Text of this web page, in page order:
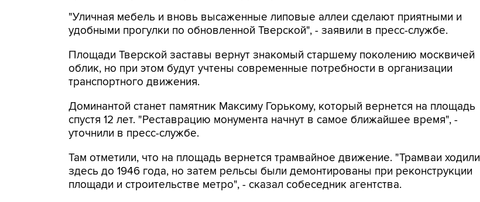
"Уличная мебель и вновь высаженные липовые аллеи сделают приятными и
удобными прогулки по обновленной Тверской", - заявили в пресс-службе.
Площади Тверской заставы вернут знакомый старшему поколению москвичей
облик, но при этом будут учтены современные потребности в организации
транспортного движения.
Доминантой станет памятник Максиму Горькому, который вернется на площадь
спустя 12 лет. "Реставрацию монумента начнут в самое ближайшее время", -
уточнили в пресс-службе.
Там отметили, что на площадь вернется трамвайное движение. "Трамваи ходили
здесь до 1946 года, но затем рельсы были демонтированы при реконструкции
площади и строительстве метро", - сказал собеседник агентства.